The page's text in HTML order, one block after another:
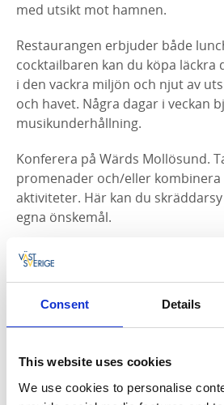
Consent Details
This website uses cookies
We use cookies to personalise
med utsikt mot hamnen.
Restaurangen erbjuder både
cocktailbaren kan du köpa
i den vackra miljön och njut av
och havet. Några dagar i veckan
musikunderhållning.
Konferera på Wärds Mollösund.
promenader och/eller kombinera
aktiviteter. Här kan du
egna önskemål.
Wärds erbjuder en havsnära och
med vackra vyer.